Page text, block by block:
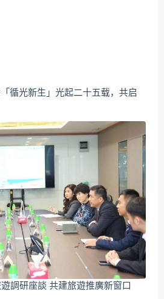
循光新生」光起二十五载，共启
調研座談 共建旅遊推廣新窗口